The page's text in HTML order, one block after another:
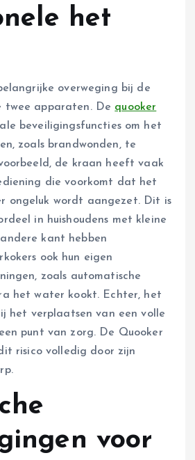
het
overweging bij de
twee apparaten. De quooker
beveiligingsfuncties om het
zoals brandwonden, te
de kraan heeft vaak
die voorkomt dat het
ongeluk wordt aangezet. Dit is
in huishoudens met kleine
kant hebben
ook hun eigen
zoals automatische
het water kookt. Echter, het
het verplaatsen van een volle
punt van zorg. De Quooker
risico volledig door zijn
voor